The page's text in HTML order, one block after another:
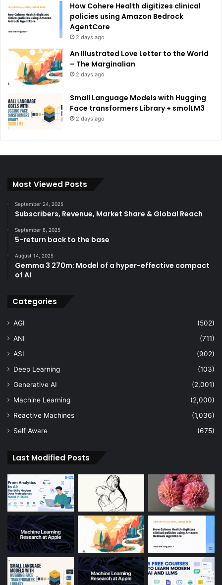
How Cohere Health digitizes clinical
policies using Amazon Bedrock
AgentCore
2 days ago
An Illustrated Love Letter to the World
– The Marginalian
2 days ago
Small Language Models with Hugging
Face transformers Library + smolLM3
2 days ago
Most Viewed Posts
September 24, 2025
Subscribers, Revenue, Market Share & Global Reach
September 8, 2025
5-return back to the base
August 14, 2025
Gemma 3 270m: Model of a hyper-effective compact
of AI
Categories
AGI
(502)
ANI
(711)
ASI
(902)
Deep Learning
(103)
Generative AI
(2,001)
Machine Learning
(2,000)
Reactive Machines
(1,036)
Self Aware
(675)
Last Modified Posts